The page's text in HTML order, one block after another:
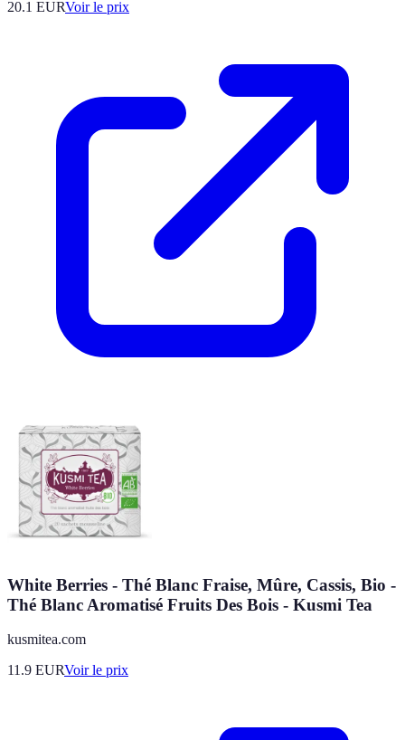
20.1 EURVoir le prix
White Berries - Thé Blanc Fraise, Mûre, Cassis, Bio -
Thé Blanc Aromatisé Fruits Des Bois - Kusmi Tea
kusmitea.com
11.9 EURVoir le prix